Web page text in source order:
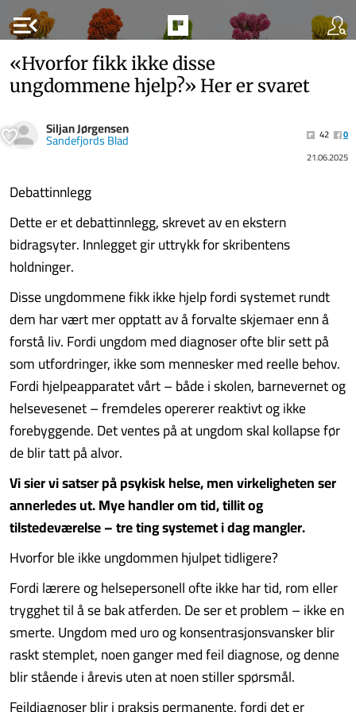
menu_open
«Hvorfor fikk ikke disse
ungdommene hjelp?» Her er svaret
Siljan Jørgensen
Sandefjords Blad 42
0
21.06.2025
Debattinnlegg
Dette er et debattinnlegg, skrevet av en ekstern
bidragsyter. Innlegget gir uttrykk for skribentens
holdninger.
Disse ungdommene fikk ikke hjelp fordi systemet rundt
dem har vært mer opptatt av å forvalte skjemaer enn å
forstå liv. Fordi ungdom med diagnoser ofte blir sett på
som utfordringer, ikke som mennesker med reelle behov.
Fordi hjelpeapparatet vårt – både i skolen, barnevernet og
helsevesenet – fremdeles opererer reaktivt og ikke
forebyggende. Det ventes på at ungdom skal kollapse før
de blir tatt på alvor.
Vi sier vi satser på psykisk helse, men virkeligheten ser
annerledes ut. Mye handler om tid, tillit og
tilstedeværelse – tre ting systemet i dag mangler.
Hvorfor ble ikke ungdommen hjulpet tidligere?
Fordi lærere og helsepersonell ofte ikke har tid, rom eller
trygghet til å se bak atferden. De ser et problem – ikke en
smerte. Ungdom med uro og konsentrasjonsvansker blir
raskt stemplet, noen ganger med feil diagnose, og denne
blir stående i årevis uten at noen stiller spørsmål.